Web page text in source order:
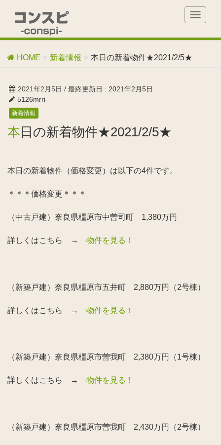
T
g
HOME 新着情報 本日の新着物件★2021/2/5★
2021年2月5日 / 最終更新日 : 2021年2月5日
5126mrri
新着情報
本日の新着物件★2021/2/5★
本日の新着物件（価格変更）は以下の4件です。
＊＊＊価格変更＊＊＊
（中古戸建）奈良県橿原市中曽司町 1,380万円
詳しくはこちら → 物件を見る！
（新築戸建）奈良県橿原市五井町 2,880万円（2号棟）
詳しくはこちら → 物件を見る！
（新築戸建）奈良県橿原市曽我町 2,380万円（1号棟）
詳しくはこちら → 物件を見る！
（新築戸建）奈良県橿原市曽我町 2,430万円（2号棟）